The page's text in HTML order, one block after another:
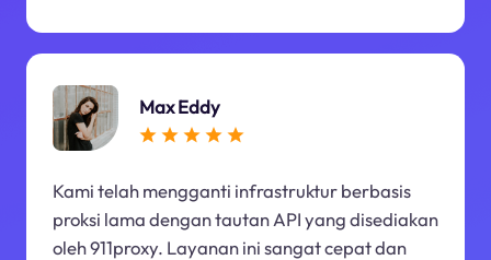
Max Eddy
Kami telah mengganti infrastruktur berbasis
proksi lama dengan tautan API yang disediakan
oleh 911proxy. Layanan ini sangat cepat dan